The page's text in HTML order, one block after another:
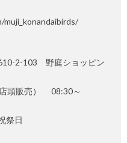
2-103 野庭ショッピン
頭販売） 08:30～
祭日